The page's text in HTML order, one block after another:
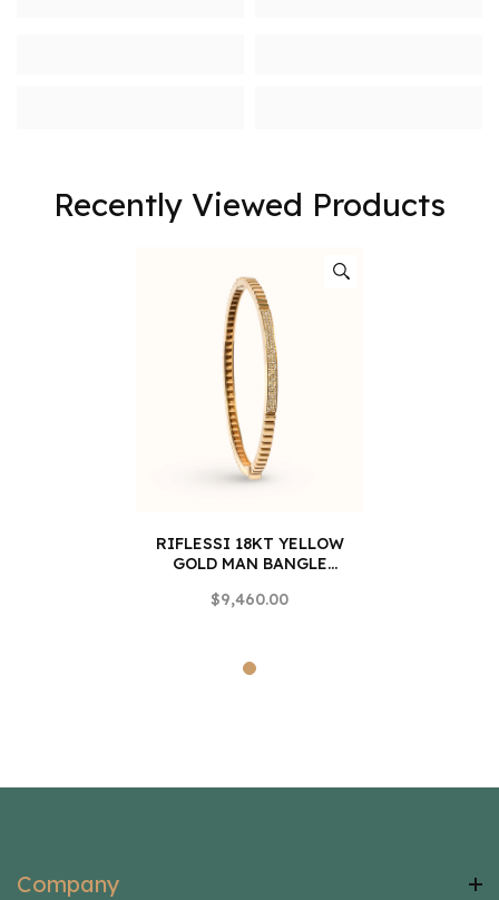
Recently Viewed Products
RIFLESSI 18KT YELLOW
GOLD MAN BANGLE
$9,460.00
Company